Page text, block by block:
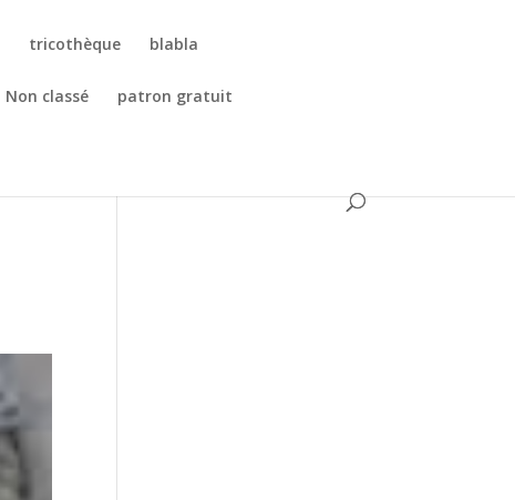
tricothèque blabla
Non classé patron gratuit